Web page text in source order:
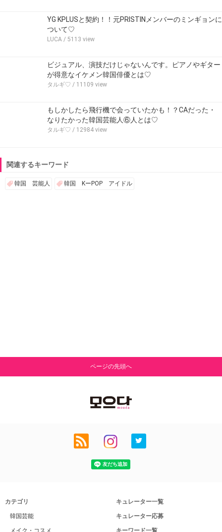
YG KPLUSと契約！！元PRISTINメンバーのミンギョンに
ついて♡
LUCA / 5113 view
ビジュアル、演技だけじゃないんです。ピアノやギター
が得意なイケメン韓国俳優とは♡
タルギ♡ / 11109 view
もしかしたら飛行機で会っていたかも！？CAだった・
なりたかった韓国芸能人⑥人とは♡
タルギ♡ / 12984 view
関連するキーワード
韓国 芸能人 韓国 KーPOP アイドル
ページの先頭へ
カテゴリ
韓国芸能
メイク・コスメ
キュレーター一覧
キュレーター応募
キーワード一覧